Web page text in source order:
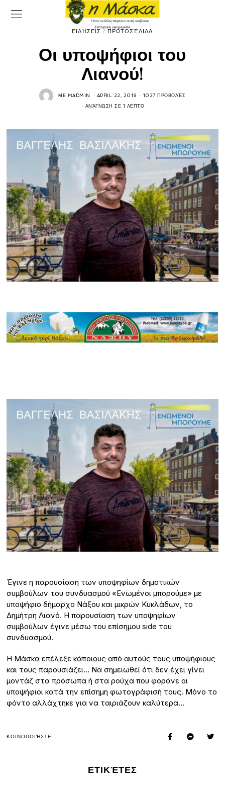
ΕΙΔΉΣΕΙΣ / ΠΡΩΤΟΣΈΛΙΔΑ
Οι υποψήφιοι του
Λιανού!
ΜΕ MADMIN APRIL 22, 2019 1027 ΠΡΟΒΟΛΈΣ
ΑΝΆΓΝΩΣΗ ΣΕ 1 ΛΕΠΤΌ
Έγινε η παρουσίαση των υποψηφίων δημοτικών
συμβούλων του συνδυασμού «Ενωμένοι μπορούμε» με
υποψήφιο δήμαρχο Νάξου και μικρών Κυκλάδων, το
Δημήτρη Λιανό. Η παρουσίαση των υποψηφίων
συμβούλων έγινε μέσω του επίσημου side του
συνδυασμού.
Η Μάσκα επέλεξε κάποιους από αυτούς τους υποψήφιους
και τους παρουσιάζει… Να σημειωθεί ότι δεν έχει γίνει
μοντάζ στα πρόσωπα ή στα ρούχα που φοράνε οι
υποψήφιοι κατά την επίσημη φωτογράφισή τους. Μόνο το
φόντο αλλάχτηκε για να ταιριάζουν καλύτερα…
ΚΟΙΝΟΠΟΙΉΣΤΕ
ΕΤΙΚΈΤΕΣ